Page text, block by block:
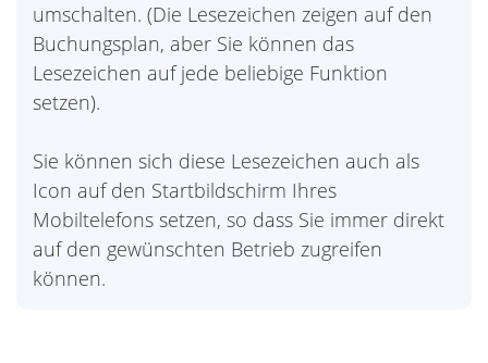
umschalten. (Die Lesezeichen zeigen auf den
Buchungsplan, aber Sie können das
Lesezeichen auf jede beliebige Funktion
setzen).
Sie können sich diese Lesezeichen auch als
Icon auf den Startbildschirm Ihres
Mobiltelefons setzen, so dass Sie immer direkt
auf den gewünschten Betrieb zugreifen
können.